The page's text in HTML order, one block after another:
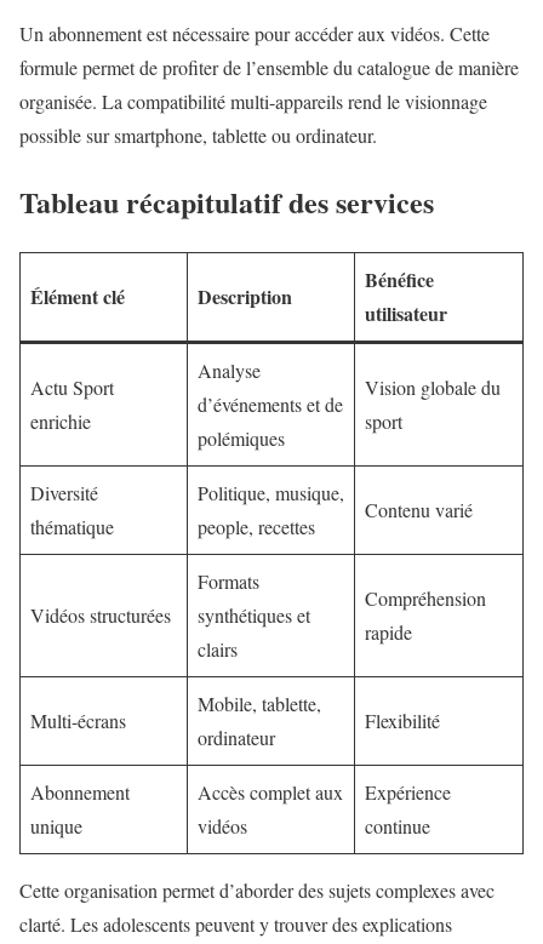
Un abonnement est nécessaire pour accéder aux vidéos. Cette
formule permet de profiter de l’ensemble du catalogue de manière
organisée. La compatibilité multi-appareils rend le visionnage
possible sur smartphone, tablette ou ordinateur.
Tableau récapitulatif des services
Élément clé Description
Bénéfice
utilisateur
Actu Sport
enrichie
Analyse
d’événements et de
polémiques
Vision globale du
sport
Diversité
thématique
Politique, musique,
people, recettes
Contenu varié
Vidéos structurées
Formats
synthétiques et
clairs
Compréhension
rapide
Multi-écrans
Mobile, tablette,
ordinateur
Flexibilité
Abonnement
unique
Accès complet aux
vidéos
Expérience
continue
Cette organisation permet d’aborder des sujets complexes avec
clarté. Les adolescents peuvent y trouver des explications